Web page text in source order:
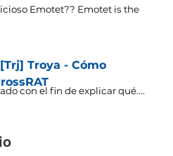
Emotet?? Emotet is the
Troya - Cómo
con el fin de explicar qué....